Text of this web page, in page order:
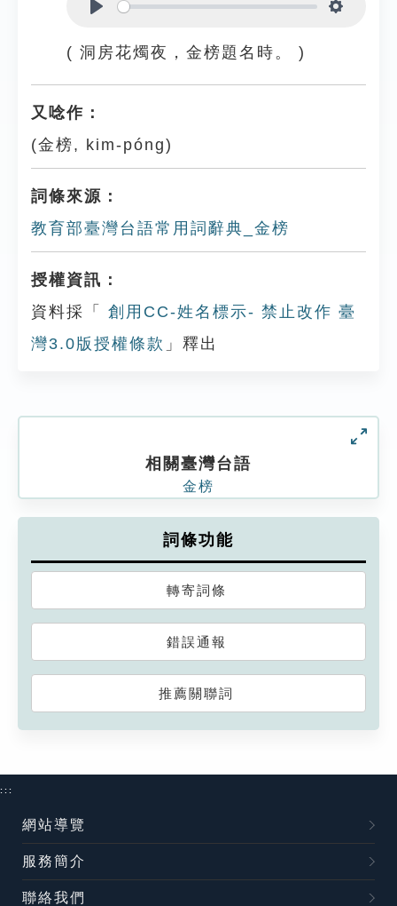
( 洞房花燭夜，金榜題名時。 )
又唸作：
(金榜, kim-póng)
詞條來源：
教育部臺灣台語常用詞辭典_金榜
授權資訊：
資料採「
創用CC-姓名標示- 禁止改作 臺
灣3.0版授權條款 」釋出
相關臺灣台語
金榜
詞條功能
轉寄詞條
錯誤通報
推薦關聯詞
:::
網站導覽
服務簡介
聯絡我們